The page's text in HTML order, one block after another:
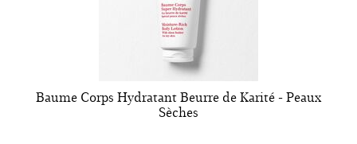
Baume Corps Hydratant Beurre de Karité - Peaux
Sèches